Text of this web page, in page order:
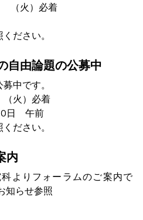
（火）必着
月
ださい。
自由論題の公募中
中です。
火）必着
10日　午前
ださい。
内
よりフォーラムのご案内で
知らせ参照